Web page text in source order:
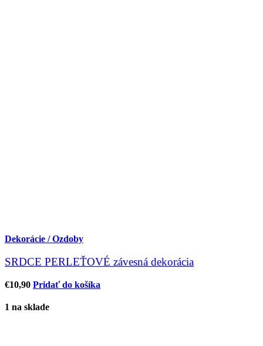
Dekorácie / Ozdoby
SRDCE PERLEŤOVÉ závesná dekorácia
€10,90 Pridať do košíka
1 na sklade